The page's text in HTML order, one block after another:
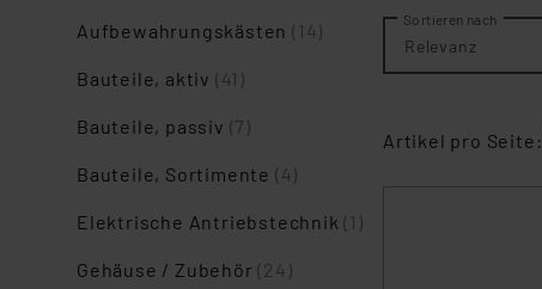
Aufbewahrungskästen(14)
Bauteile, aktiv (41)
Bauteile, passiv (7)
Bauteile, Sortimente (4)
Elektrische Antriebstechnik(1)
Gehäuse / Zubehör(24)
Sortieren nach
Relevanz
Artikel pro Seite: